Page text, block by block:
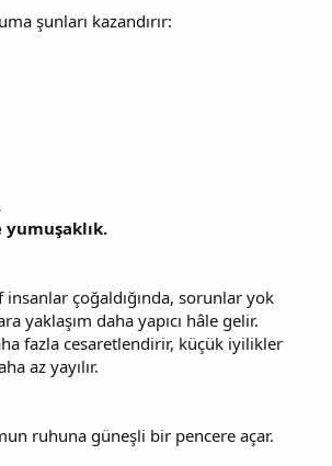
şunları kazandırır:
çoğaldığında, sorunlar yok
yaklaşım daha yapıcı hâle gelir.
fazla cesaretlendirir, küçük iyilikler
az yayılır.
ruhuna güneşli bir pencere açar.